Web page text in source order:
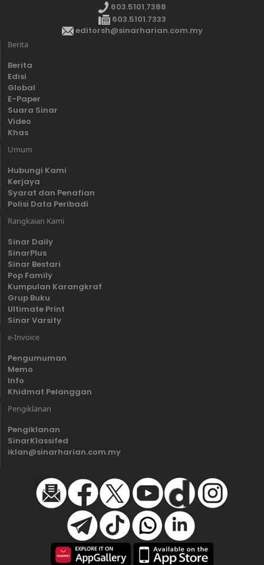
603.5101.7388
603.5101.7333
editorsh@sinarharian.com.my
Berita
Berita
Edisi
Global
E-Paper
Suara Sinar
Video
Khas
Umum
Hubungi Kami
Kerjaya
Syarat dan Penafian
Polisi Data Peribadi
Rangkaian Kami
Sinar Daily
SinarPlus
Sinar Bestari
Pop Family
Kumpulan Karangkraf
Grup Buku
Ultimate Print
Sinar Varsity
e-Invoice
Pengumuman
Memo
Info
Khidmat Pelanggan
Pengiklanan
Pengiklanan
SinarKlassifed
iklan@sinarharian.com.my